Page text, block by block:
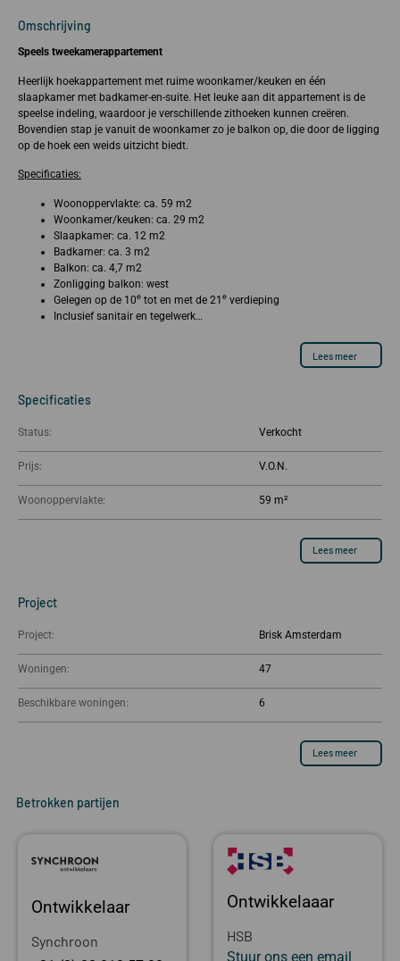
Omschrijving
Speels tweekamerappartement
Heerlijk hoekappartement met ruime woonkamer/keuken en één
slaapkamer met badkamer-en-suite. Het leuke aan dit appartement is de
speelse indeling, waardoor je verschillende zithoeken kunnen creëren.
Bovendien stap je vanuit de woonkamer zo je balkon op, die door de ligging
op de hoek een weids uitzicht biedt.
Specificaties:
Woonoppervlakte: ca. 59 m2
Woonkamer/keuken: ca. 29 m2
Slaapkamer: ca. 12 m2
Badkamer: ca. 3 m2
Balkon: ca. 4,7 m2
Zonligging balkon: west
Gelegen op de 10e tot en met de 21 e verdieping
Inclusief sanitair en tegelwerk…
Lees meer
Specificaties
Status: Verkocht
Prijs:
Woonoppervlakte: 59 m²
Lees meer
Project
Project: Brisk Amsterdam
Woningen: 47
Beschikbare woningen: 6
Lees meer
Betrokken partijen
Ontwikkelaar
Synchroon
Ontwikkelaaar
HSB
Stuur ons een email